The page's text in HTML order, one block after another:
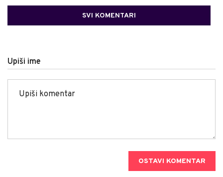
SVI KOMENTARI
Upiši ime
OSTAVI KOMENTAR